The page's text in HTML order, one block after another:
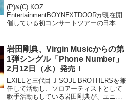
‘KNOCK ON Vol.1’ IN JAPAN』
大盛況開催中につきオンライン・
ライブ・ストリーミング実施決
(P)&(C) KOZ
EntertainmentBOYNEXTDOORが現在開
催している初コンサートツアーの日本公
ライン・ライブ...
岩田剛典、Virgin Musicからの第
1弾シングル「Phone Number」
2月12日（水）発売！
EXILEと三代目 J SOUL BROTHERSを兼
任して活動し、ソロアーティストとして
歌手活動もしている岩田剛典が、ユニバ